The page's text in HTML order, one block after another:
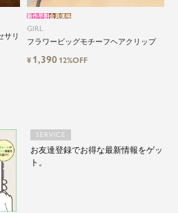
サリ
GIRL
フラワービッグモチーフヘアクリップ
新作早割会員価格
¥ 1,390 12%OFF
SERVICE
お友達登録でお得な最新情報をゲッ
ト。